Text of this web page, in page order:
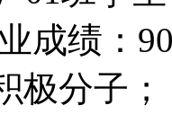
成绩：
极分子